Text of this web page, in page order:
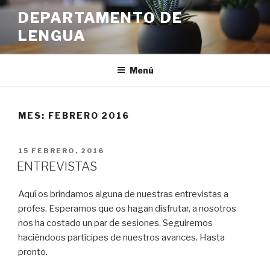
Ir
contenido
DEPARTAMENTO DE
LENGUA
Menú
MES: FEBRERO 2016
PUBLICADO
EN
15 FEBRERO, 2016
ENTREVISTAS
Aquí os brindamos alguna de nuestras entrevistas a
profes. Esperamos que os hagan disfrutar, a nosotros
nos ha costado un par de sesiones. Seguiremos
haciéndoos partícipes de nuestros avances. Hasta
pronto.